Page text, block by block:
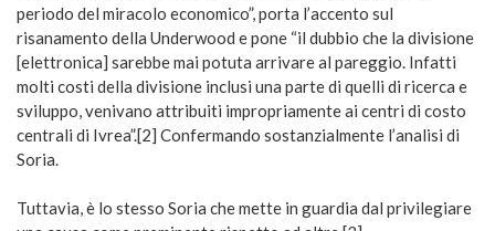
periodo del miracolo economico”, porta l’accento sul
risanamento della Underwood e pone “il dubbio che la divisione
[elettronica] sarebbe mai potuta arrivare al pareggio. Infatti
molti costi della divisione inclusi una parte di quelli di ricerca e
sviluppo, venivano attribuiti impropriamente ai centri di costo
centrali di Ivrea”.[2] Confermando sostanzialmente l’analisi di
Soria.
Tuttavia, è lo stesso Soria che mette in guardia dal privilegiare